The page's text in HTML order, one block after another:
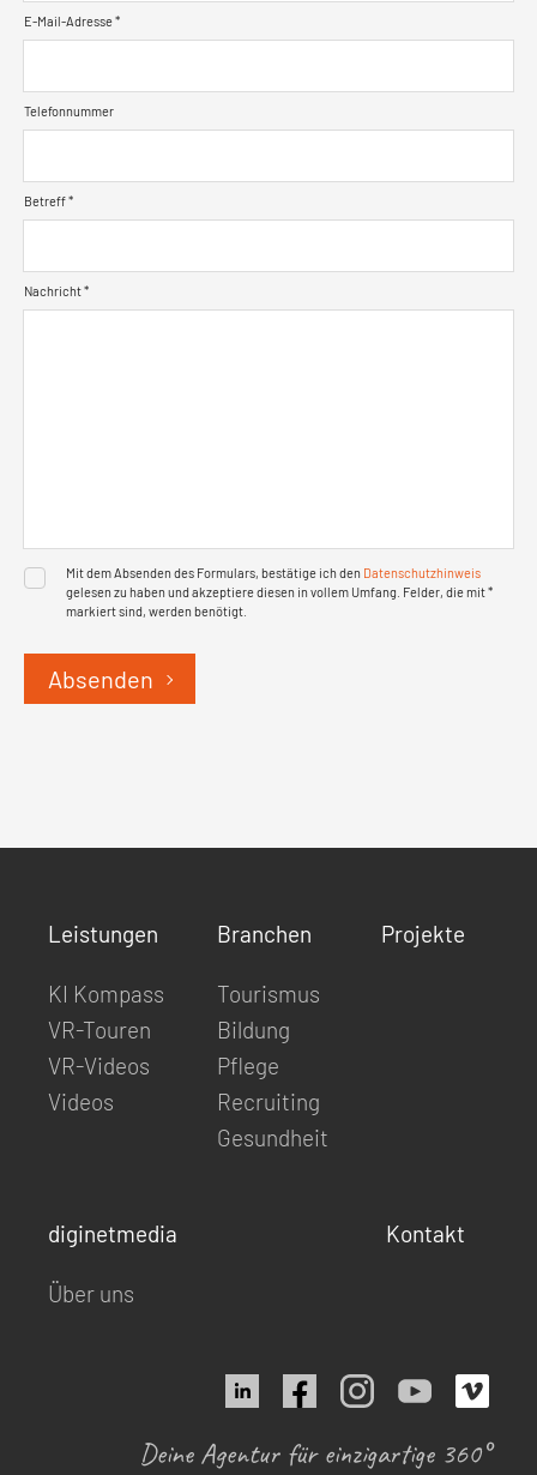
E-Mail-Adresse *
Telefonnummer
Betreff *
Nachricht *
Mit dem Absenden des Formulars, bestätige ich den Datenschutzhinweis
gelesen zu haben und akzeptiere diesen in vollem Umfang. Felder, die mit *
markiert sind, werden benötigt.
Absenden
Leistungen
KI Kompass
VR-Touren
VR-Videos
Videos
Branchen
Tourismus
Bildung
Pflege
Recruiting
Gesundheit
Projekte
diginetmedia
Über uns
Kontakt
Deine Agentur für einzigartige 360°